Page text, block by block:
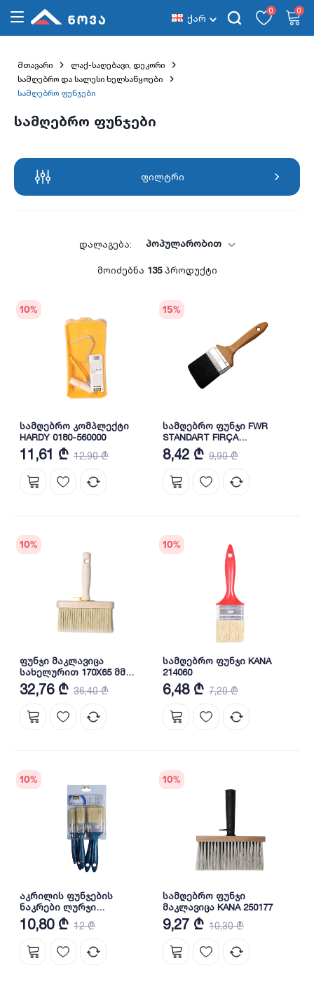
ქარ
0 0
მთავარი
ლაქ-საღებავი, დეკორი
სამღებრო და სალესი ხელსაწყოები
სამღებრო ფუნჯები
სამღებრო ფუნჯები
ფილტრი
დალაგება: პოპულარობით
მოიძებნა 135პროდუქტი
10%
სამღებრო კომპლექტი
HARDY 0180-560000
11,61 ₾ 12,90 ₾
15%
სამღებრო ფუნჯი FWR
STANDART FIRÇA
NO:2.5/60MM
8,42 ₾ 9,90 ₾
10%
ფუნჯი მაკლავიცა
სახელურით 170X65 მმ
HARDY 0230-837017
32,76 ₾ 36,40 ₾
10%
სამღებრო ფუნჯი KANA
214060
6,48 ₾ 7,20 ₾
10%
აკრილის ფუნჯების
ნაკრები ლურჯი
სახელურით 5 ც HARDY
0280-060005
10,80 ₾ 12 ₾
10%
სამღებრო ფუნჯი
მაკლავიცა KANA 250177
9,27 ₾ 10,30 ₾